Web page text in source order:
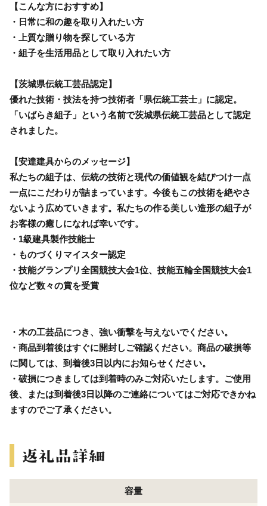
【こんな方におすすめ】
・日常に和の趣を取り入れたい方
・上質な贈り物を探している方
・組子を生活用品として取り入れたい方
【茨城県伝統工芸品認定】
優れた技術・技法を持つ技術者「県伝統工芸士」に認定。
「いばらき組子」という名前で茨城県伝統工芸品として認定
されました。
【安達建具からのメッセージ】
私たちの組子は、伝統の技術と現代の価値観を結びつけ一点
一点にこだわりが詰まっています。今後もこの技術を絶やさ
ないよう広めていきます。私たちの作る美しい造形の組子が
お客様の癒しになれば幸いです。
・1級建具製作技能士
・ものづくりマイスター認定
・技能グランプリ全国競技大会1位、技能五輪全国競技大会1
位など数々の賞を受賞
・木の工芸品につき、強い衝撃を与えないでください。
・商品到着後はすぐに開封しご確認ください。商品の破損等
に関しては、到着後3日以内にお知らせください。
・破損につきましては到着時のみご対応いたします。ご使用
後、または到着後3日以降のご連絡についてはご対応できかね
ますのでご了承ください。
容量